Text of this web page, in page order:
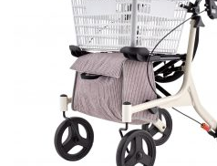
アクセス